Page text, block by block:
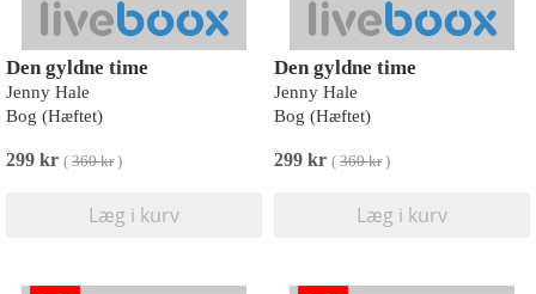
Den gyldne time
Jenny Hale
Bog (Hæftet)
299 kr ( 360 kr)
Læg i kurv
Den gyldne time
Jenny Hale
Bog (Hæftet)
299 kr ( 360 kr)
Læg i kurv